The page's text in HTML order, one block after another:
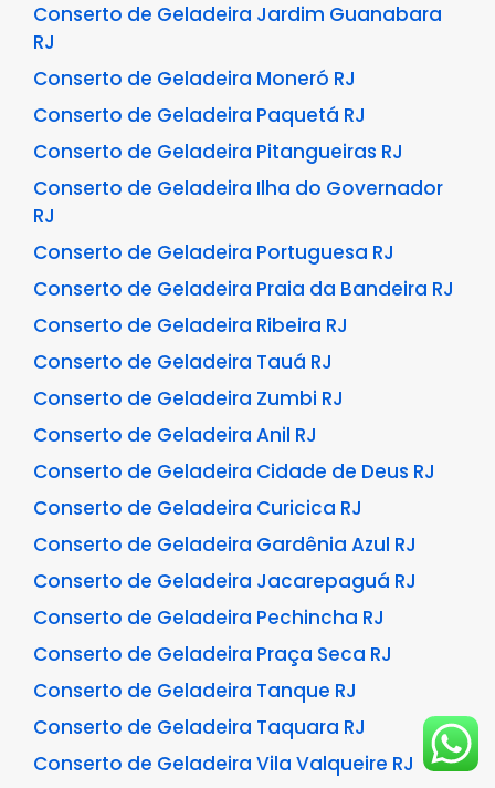
Conserto de Geladeira Jardim Guanabara
RJ
Conserto de Geladeira Moneró RJ
Conserto de Geladeira Paquetá RJ
Conserto de Geladeira Pitangueiras RJ
Conserto de Geladeira Ilha do Governador
RJ
Conserto de Geladeira Portuguesa RJ
Conserto de Geladeira Praia da Bandeira RJ
Conserto de Geladeira Ribeira RJ
Conserto de Geladeira Tauá RJ
Conserto de Geladeira Zumbi RJ
Conserto de Geladeira Anil RJ
Conserto de Geladeira Cidade de Deus RJ
Conserto de Geladeira Curicica RJ
Conserto de Geladeira Gardênia Azul RJ
Conserto de Geladeira Jacarepaguá RJ
Conserto de Geladeira Pechincha RJ
Conserto de Geladeira Praça Seca RJ
Conserto de Geladeira Tanque RJ
Conserto de Geladeira Taquara RJ
Conserto de Geladeira Vila Valqueire RJ